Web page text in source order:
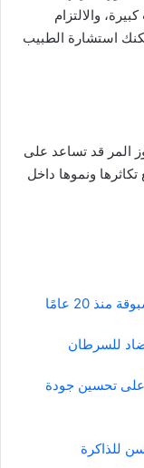
والالتزام
استشارة الطبيب
المر قد تساعد على
ونموها داخل
20 عامًا
للسرطان
تحسين جودة
للذاكرة